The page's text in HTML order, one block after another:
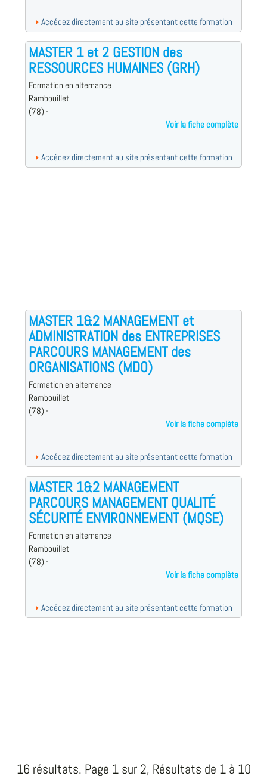
Accédez directement au site présentant cette formation
MASTER 1 et 2 GESTION des
RESSOURCES HUMAINES (GRH)
Formation en alternance
Rambouillet
(78) -
Voir la fiche complète
Accédez directement au site présentant cette formation
MASTER 1&2 MANAGEMENT et
ADMINISTRATION des ENTREPRISES
PARCOURS MANAGEMENT des
ORGANISATIONS (MDO)
Formation en alternance
Rambouillet
(78) -
Voir la fiche complète
Accédez directement au site présentant cette formation
MASTER 1&2 MANAGEMENT
PARCOURS MANAGEMENT QUALITÉ
SÉCURITÉ ENVIRONNEMENT (MQSE)
Formation en alternance
Rambouillet
(78) -
Voir la fiche complète
Accédez directement au site présentant cette formation
16 résultats. Page 1 sur 2, Résultats de 1 à 10